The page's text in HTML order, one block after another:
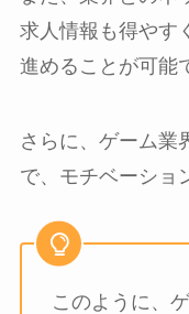
求人情報も得やす
進めることが可能
さらに、ゲーム業
で、モチベーショ
このように、